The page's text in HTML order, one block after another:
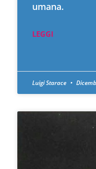
umana.
LEGGI
Luigi Starace